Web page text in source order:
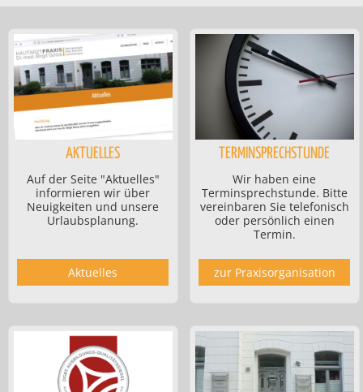
AKTUELLES
Auf der Seite "Aktuelles"
informieren wir über
Neuigkeiten und unsere
Urlaubsplanung.
Aktuelles
TERMINSPRECHSTUNDE
Wir haben eine
Terminsprechstunde. Bitte
vereinbaren Sie telefonisch
oder persönlich einen
Termin.
zur Praxisorganisation